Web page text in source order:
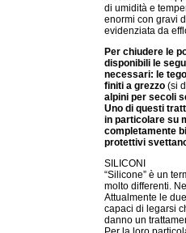
di umidità e
enormi con gravi
evidenziata da
Per chiudere le
disponibili le
necessari: le
finiti a grezzo (si
alpini per secoli
Uno di questi
in particolare su
completamente
protettivi
SILICONI
“Silicone” è un
molto differenti.
Attualmente le
capaci di legarsi
danno un